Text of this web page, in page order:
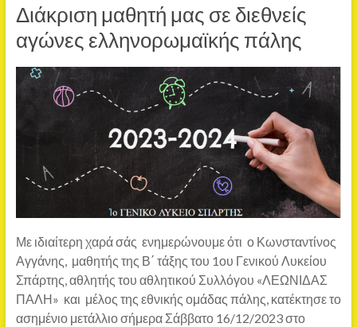
Διάκριση μαθητή μας σε διεθνείς
αγώνες ελληνορωμαϊκής πάλης
Με ιδιαίτερη χαρά σάς ενημερώνουμε ότι ο Κωνσταντίνος
Αγγάνης, μαθητής της Β΄ τάξης του 1ου Γενικού Λυκείου
Σπάρτης, αθλητής του αθλητικού Συλλόγου «ΛΕΩΝΙΔΑΣ
ΠΑΛΗ» και μέλος της εθνικής ομάδας πάλης, κατέκτησε το
ασημένιο μετάλλιο σήμερα Σάββατο 16/12/2023 στο